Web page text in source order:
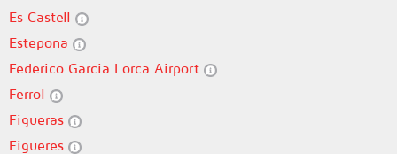
Es Castell
Estepona
Federico Garcia Lorca Airport
Ferrol
Figueras
Figueres